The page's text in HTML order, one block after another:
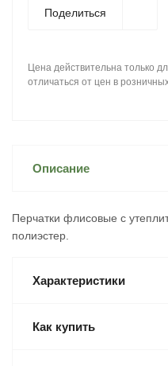
Поделиться
Цена действительна только
отличаться от цен в
Описание
Перчатки флисовые с
полиэстер.
Характеристики
Как купить